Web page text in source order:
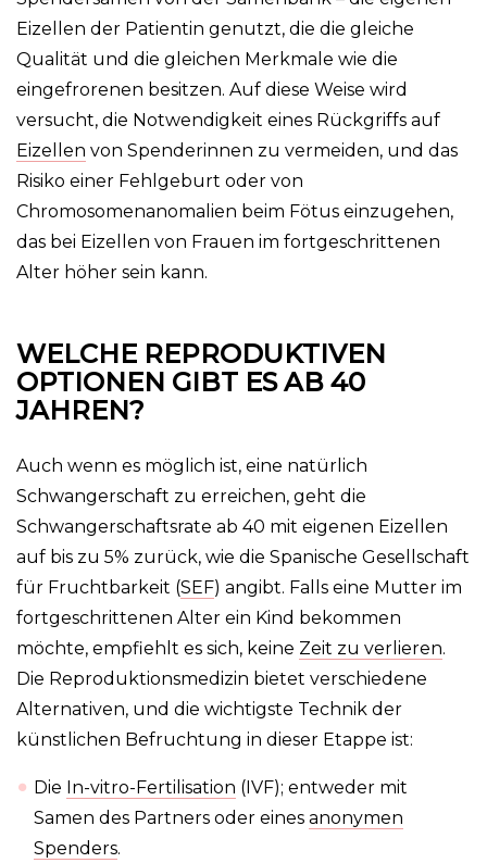
Eizellen der Patientin genutzt, die die gleiche
Qualität und die gleichen Merkmale wie die
eingefrorenen besitzen. Auf diese Weise wird
versucht, die Notwendigkeit eines Rückgriffs auf
Eizellen von Spenderinnen zu vermeiden, und das
Risiko einer Fehlgeburt oder von
Chromosomenanomalien beim Fötus einzugehen,
das bei Eizellen von Frauen im fortgeschrittenen
Alter höher sein kann.
WELCHE REPRODUKTIVEN
OPTIONEN GIBT ES AB 40
JAHREN?
Auch wenn es möglich ist, eine natürlich
Schwangerschaft zu erreichen, geht die
Schwangerschaftsrate ab 40 mit eigenen Eizellen
auf bis zu 5% zurück, wie die Spanische Gesellschaft
für Fruchtbarkeit (SEF) angibt. Falls eine Mutter im
fortgeschrittenen Alter ein Kind bekommen
möchte, empfiehlt es sich, keine Zeit zu verlieren.
Die Reproduktionsmedizin bietet verschiedene
Alternativen, und die wichtigste Technik der
künstlichen Befruchtung in dieser Etappe ist:
Die In-vitro-Fertilisation (IVF); entweder mit
Samen des Partners oder eines anonymen
Spenders.